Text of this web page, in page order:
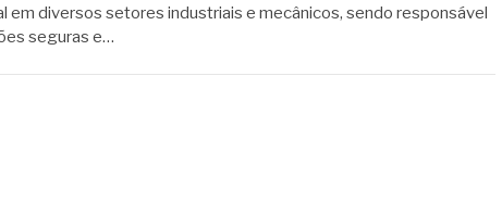
em diversos setores industriais e mecânicos, sendo responsável
seguras e…